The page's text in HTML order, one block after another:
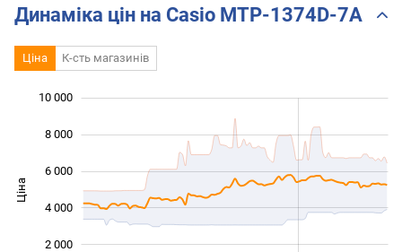
Динаміка цін на Casio MTP-1374D-7A
Ціна К-сть магазинів
Ціна
2 000
4 000
6 000
8 000
10 000